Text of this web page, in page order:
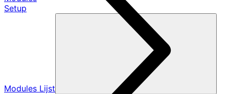
Setup
Modules Lijst